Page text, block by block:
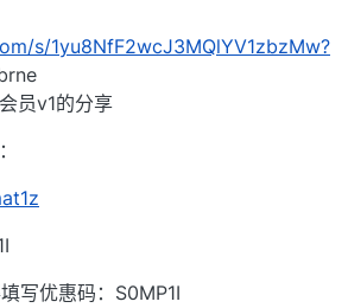
s/1yu8NfF2wcJ3MQlYV1zbzMw?
员v1的分享
写优惠码：S0MP1I